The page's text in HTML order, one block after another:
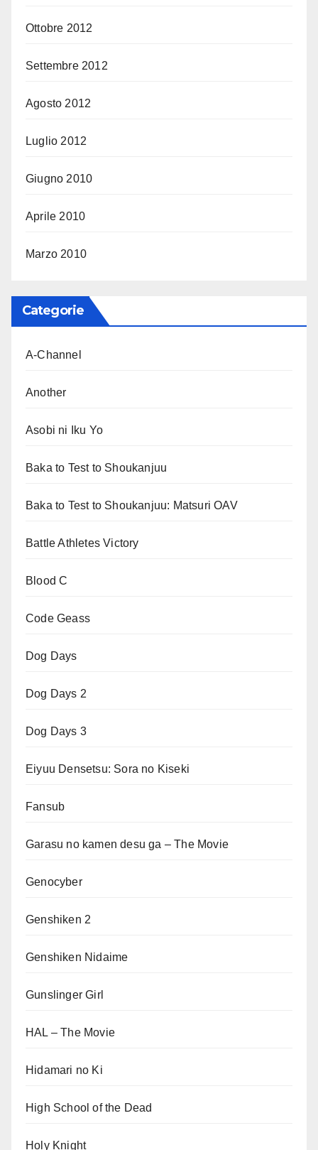
Ottobre 2012
Settembre 2012
Agosto 2012
Luglio 2012
Giugno 2010
Aprile 2010
Marzo 2010
Categorie
A-Channel
Another
Asobi ni Iku Yo
Baka to Test to Shoukanjuu
Baka to Test to Shoukanjuu: Matsuri OAV
Battle Athletes Victory
Blood C
Code Geass
Dog Days
Dog Days 2
Dog Days 3
Eiyuu Densetsu: Sora no Kiseki
Fansub
Garasu no kamen desu ga – The Movie
Genocyber
Genshiken 2
Genshiken Nidaime
Gunslinger Girl
HAL – The Movie
Hidamari no Ki
High School of the Dead
Holy Knight